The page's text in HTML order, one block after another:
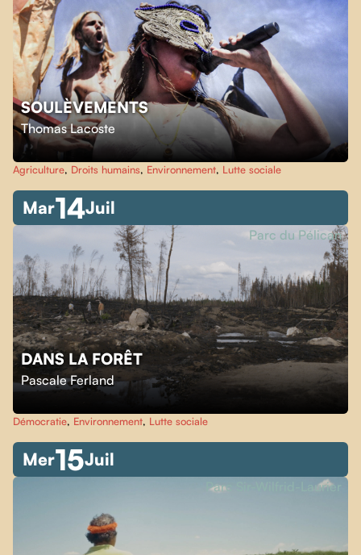
SOULÈVEMENTS
Thomas Lacoste
Agriculture, Droits humains, Environnement, Lutte sociale
Mar14Juil
DANS LA FORÊT
Pascale Ferland
Parc du Pélican
Démocratie, Environnement, Lutte sociale
Mer15Juil
Parc Sir-Wilfrid-Laurier